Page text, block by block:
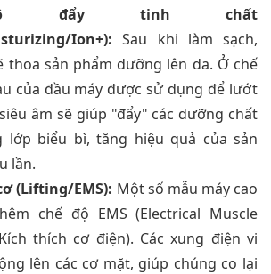
đẩy tinh chất
Ion+): Sau khi làm sạch,
thoa sản phẩm dưỡng lên da. Ở chế
của đầu máy được sử dụng để lướt
âm sẽ giúp "đẩy" các dưỡng chất
lớp biểu bì, tăng hiệu quả của sản
lần.
(Lifting/EMS): Một số mẫu máy cao
chế độ EMS (Electrical Muscle
thích cơ điện). Các xung điện vi
lên các cơ mặt, giúp chúng co lại